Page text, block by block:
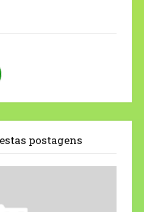
postagens